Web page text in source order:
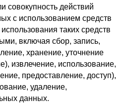
совокупность действий
с использованием средств
таких средств
включая сбор, запись,
хранение, уточнение
извлечение, использование,
предоставление, доступ),
удаление,
данных.